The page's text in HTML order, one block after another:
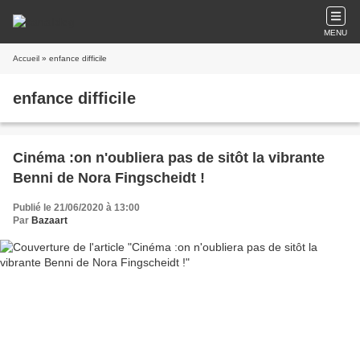
MENU
Accueil » enfance difficile
enfance difficile
Cinéma :on n'oubliera pas de sitôt la vibrante
Benni de Nora Fingscheidt !
Publié le 21/06/2020 à 13:00
Par Bazaart